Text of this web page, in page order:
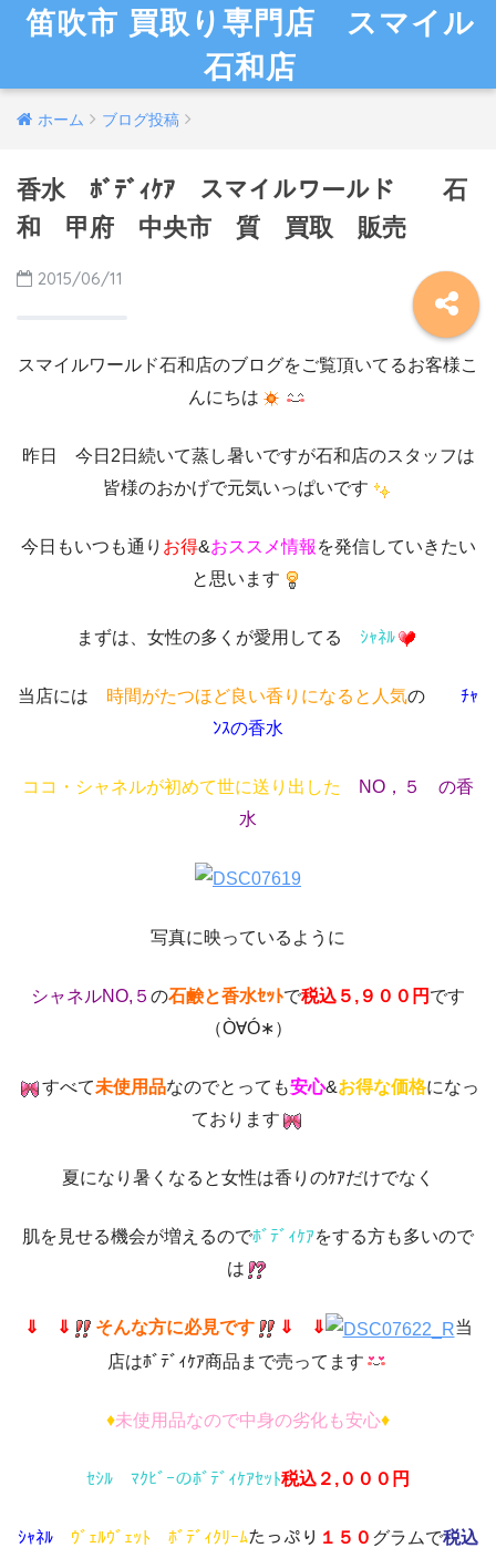
笛吹市 買取り専門店 スマイル
石和店
ホーム ブログ投稿
香水 ﾎﾞﾃﾞｨｹｱ スマイルワールド 石
和 甲府 中央市 質 買取 販売
2015/06/11
スマイルワールド石和店のブログをご覧頂いてるお客様こ
んにちは
昨日 今日2日続いて蒸し暑いですが石和店のスタッフは
皆様のおかげで元気いっぱいです
今日もいつも通り お得&おススメ情報 を発信していきたい
と思います
まずは、女性の多くが愛用してる ｼｬﾈﾙ
当店には 時間がたつほど良い香りになると人気の
ﾁｬ
ﾝｽの香水
ココ・シャネルが初めて世に送り出した
NO，５ の香
水
写真に映っているように
シャネルNO,５ の石鹸と香水ｾｯﾄで税込５‚９００円 です
（Ò∀Ó∗）
すべて未使用品なのでとっても安心&お得な価格になっ
ております
夏になり暑くなると女性は香りのｹｱだけでなく
肌を見せる機会が増えるのでﾎﾞﾃﾞｨｹｱをする方も多いので
は
⇓ ⇓ そんな方に必見です ⇓ ⇓
当
店はﾎﾞﾃﾞｨｹｱ商品まで売ってます
♦未使用品なので中身の劣化も安心♦
ｾｼﾙ ﾏｸﾋﾞｰのﾎﾞﾃﾞｨｹｱｾｯﾄ税込２‚０００円
ｼｬﾈﾙ ｳﾞｪﾙｳﾞｪｯﾄ ﾎﾞﾃﾞｨｸﾘｰﾑたっぷり １５０ グラムで税込